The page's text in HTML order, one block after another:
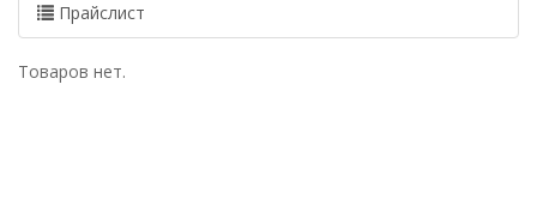
Прайслист
Товаров нет.